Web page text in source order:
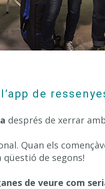
de
després de xerrar
Quan els
de segons!
de veure com